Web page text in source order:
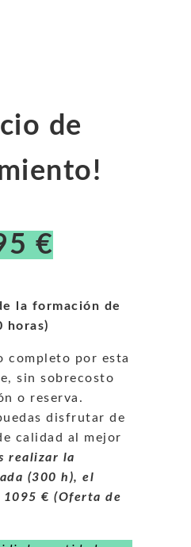
de
€
la formación de
horas)
completo por esta
sin sobrecosto
o reserva.
disfrutar de
calidad al mejor
realizar la
(300 h), el
€ (Oferta de